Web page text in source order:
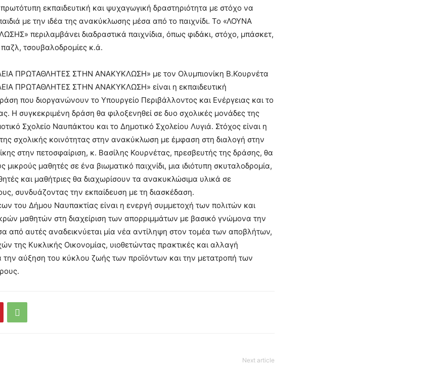
πρωτότυπη εκπαιδευτική και ψυχαγωγική δραστηριότητα με στόχο να
με την ιδέα της ανακύκλωσης μέσα από το παιχνίδι. Το «ΛΟΥΝΑ
περιλαμβάνει διαδραστικά παιχνίδια, όπως φιδάκι, στόχο, μπάσκετ,
τσουβαλοδρομίες κ.ά.
ΠΡΩΤΑΘΛΗΤΕΣ ΣΤΗΝ ΑΝΑΚΥΚΛΩΣΗ» με τον Ολυμπιονίκη Β.Κουρνέτα
ΠΡΩΤΑΘΛΗΤΕΣ ΣΤΗΝ ΑΝΑΚΥΚΛΩΣΗ» είναι η εκπαιδευτική
που διοργανώνουν το Υπουργείο Περιβάλλοντος και Ενέργειας και το
Η συγκεκριμένη δράση θα φιλοξενηθεί σε δυο σχολικές μονάδες της
Σχολείο Ναυπάκτου και το Δημοτικό Σχολείου Λυγιά. Στόχος είναι η
σχολικής κοινότητας στην ανακύκλωση με έμφαση στη διαλογή στην
στην πετοσφαίριση, κ. Βασίλης Κουρνέτας, πρεσβευτής της δράσης, θα
μικρούς μαθητές σε ένα βιωματικό παιχνίδι, μια ιδιότυπη σκυταλοδρομία,
και μαθήτριες θα διαχωρίσουν τα ανακυκλώσιμα υλικά σε
συνδυάζοντας την εκπαίδευση με τη διασκέδαση.
του Δήμου Ναυπακτίας είναι η ενεργή συμμετοχή των πολιτών και
μαθητών στη διαχείριση των απορριμμάτων με βασικό γνώμονα την
από αυτές αναδεικνύεται μία νέα αντίληψη στον τομέα των αποβλήτων,
της Κυκλικής Οικονομίας, υιοθετώντας πρακτικές και αλλαγή
την αύξηση του κύκλου ζωής των προϊόντων και την μετατροπή των
Next article